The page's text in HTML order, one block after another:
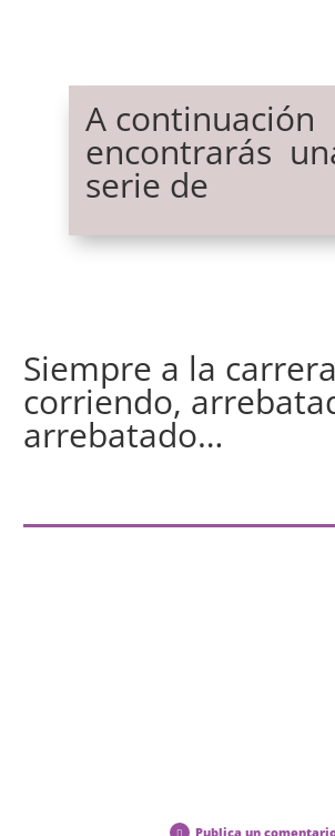
A continuación
encontrarás
serie de
Siempre a la
corriendo,
arrebatado…
Publica un